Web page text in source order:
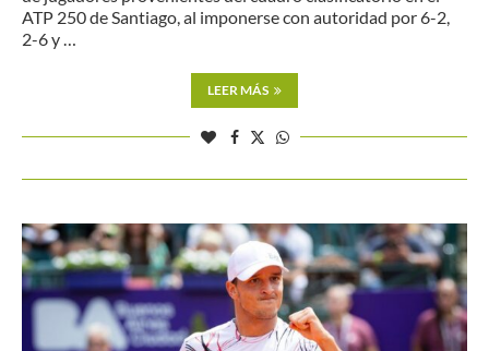
ATP 250 de Santiago, al imponerse con autoridad por 6-2,
2-6 y …
LEER MÁS